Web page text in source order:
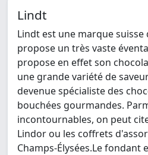
Lindt
Lindt est une marque suisse
propose un très vaste
propose en effet son
une grande variété de
devenue spécialiste des
bouchées gourmandes.
incontournables, on peut
Lindor ou les coffrets
Champs-Élysées.Le fondant